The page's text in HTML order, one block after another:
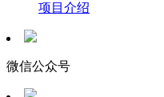
项目介绍
微信公众号